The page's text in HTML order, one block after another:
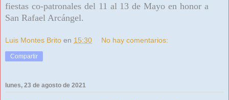
fiestas co-patronales del 11 al 13 de Mayo en honor a
San Rafael Arcángel.
Luis Montes Brito en 15:30 No hay comentarios:
Compartir
lunes, 23 de agosto de 2021